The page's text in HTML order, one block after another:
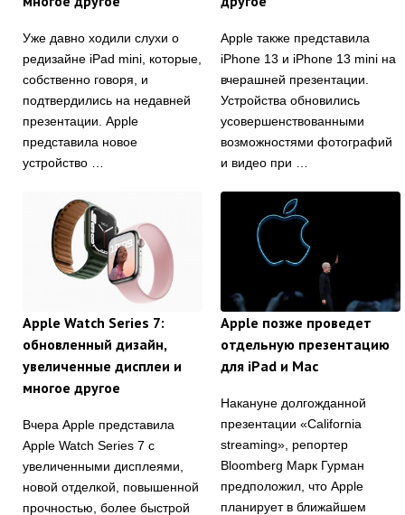
Уже давно ходили слухи о
редизайне iPad mini, которые,
собственно говоря, и
подтвердились на недавней
презентации. Apple
представила новое
устройство …
Apple также представила
iPhone 13 и iPhone 13 mini на
вчерашней презентации.
Устройства обновились
усовершенствованными
возможностями фотографий
и видео при …
Apple Watch Series 7:
обновленный дизайн,
увеличенные дисплеи и
многое другое
Вчера Apple представила
Apple Watch Series 7 с
увеличенными дисплеями,
новой отделкой, повышенной
прочностью, более быстрой
Apple позже проведет
отдельную презентацию
для iPad и Mac
Накануне долгожданной
презентации «California
streaming», репортер
Bloomberg Марк Гурман
предположил, что Apple
планирует в ближайшем